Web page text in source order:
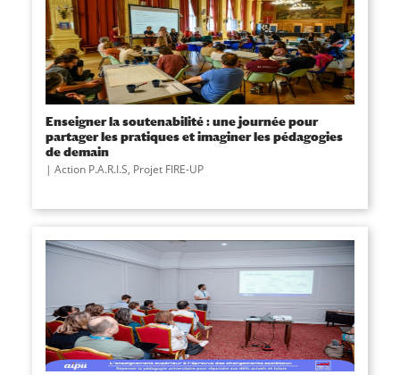
Enseigner la soutenabilité : une journée pour
partager les pratiques et imaginer les pédagogies
de demain
Action P.A.R.I.S, Projet FIRE-UP